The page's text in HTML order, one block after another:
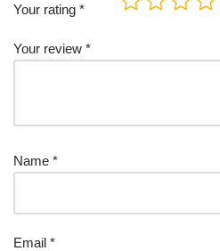
Your rating *
Your review *
Name *
Email *